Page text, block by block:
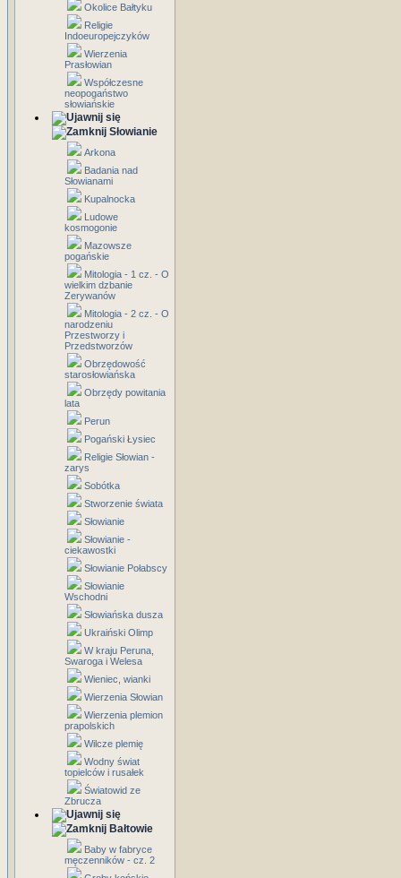
Okolice Bałtyku
Religie
Indoeuropejczyków
Wierzenia
Prasłowian
Współczesne
neopogaństwo
słowiańskie
Słowianie
Arkona
Badania nad
Słowianami
Kupalnocka
Ludowe
kosmogonie
Mazowsze
pogańskie
Mitologia - 1 cz. - O
wielkim dzbanie
Zerywanów
Mitologia - 2 cz. - O
narodzeniu
Przestworzy i
Przedstworzów
Obrzędowość
starosłowiańska
Obrzędy powitania
lata
Perun
Pogański Łysiec
Religie Słowian -
zarys
Sobótka
Stworzenie świata
Słowianie
Słowianie -
ciekawostki
Słowianie Połabscy
Słowianie
Wschodni
Słowiańska dusza
Ukraiński Olimp
W kraju Peruna,
Swaroga i Welesa
Wieniec, wianki
Wierzenia Słowian
Wierzenia plemion
prapolskich
Wilcze plemię
Wodny świat
topielców i rusałek
Światowid ze
Zbrucza
Bałtowie
Baby w fabryce
męczenników - cz. 2